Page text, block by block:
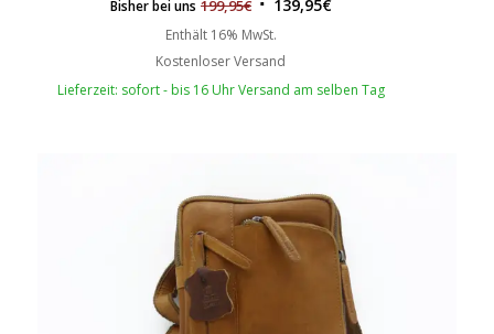
Bisher bei uns 199,95€ 139,95€
Enthält 16% MwSt.
Kostenloser Versand
Lieferzeit: sofort - bis 16 Uhr Versand am selben Tag